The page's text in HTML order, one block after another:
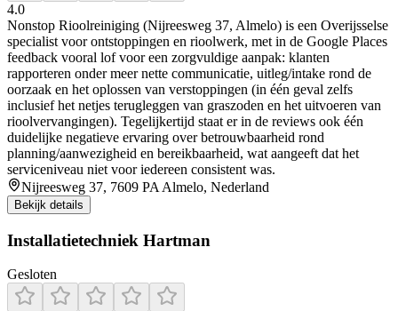
4.0
Nonstop Rioolreiniging (Nijreesweg 37, Almelo) is een Overijsselse
specialist voor ontstoppingen en rioolwerk, met in de Google Places
feedback vooral lof voor een zorgvuldige aanpak: klanten
rapporteren onder meer nette communicatie, uitleg/intake rond de
oorzaak en het oplossen van verstoppingen (in één geval zelfs
inclusief het netjes terugleggen van graszoden en het uitvoeren van
rioolvervangingen). Tegelijkertijd staat er in de reviews ook één
duidelijke negatieve ervaring over betrouwbaarheid rond
planning/aanwezigheid en bereikbaarheid, wat aangeeft dat het
serviceniveau niet voor iedereen consistent was.
Nijreesweg 37, 7609 PA Almelo, Nederland
Bekijk details
Installatietechniek Hartman
Gesloten